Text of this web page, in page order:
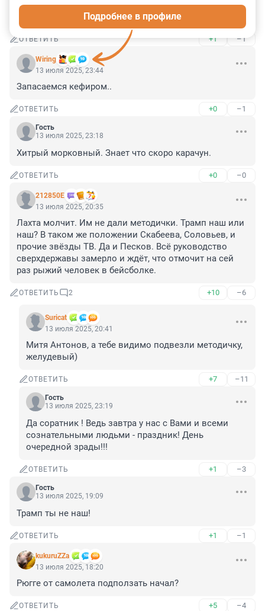
К папочке приехал, за пряниками и оплеухами..
ОТВЕТИТЬ +1 –1
Wiring
Подробнее в профиле
13 июля 2025, 23:44
Запасаемся кефиром..
ОТВЕТИТЬ +0 –1
Гость
13 июля 2025, 23:18
Хитрый морковный. Знает что скоро карачун.
ОТВЕТИТЬ +0 –0
212850Е
13 июля 2025, 20:35
Лахта молчит. Им не дали методички. Трамп наш или
наш? В таком же положении Скабеева, Соловьев, и
прочие звёзды ТВ. Да и Песков. Всё руководство
сверхдержавы замерло и ждёт, что отмочит на сей
раз рыжий человек в бейсболке.
ОТВЕТИТЬ 2 +10 –6
Suricat
13 июля 2025, 20:41
Митя Антонов, а тебе видимо подвезли методичку,
желудевый)
ОТВЕТИТЬ +7 –11
Гость
13 июля 2025, 23:19
Да соратник ! Ведь завтра у нас с Вами и всеми
сознательными людьми - праздник! День
очередной зрады!!!
ОТВЕТИТЬ +1 –3
Гость
13 июля 2025, 19:09
Трамп ты не наш!
ОТВЕТИТЬ +1 –1
kukuruZZa
13 июля 2025, 18:20
Рюгге от самолета подползать начал?
ОТВЕТИТЬ +5 –4